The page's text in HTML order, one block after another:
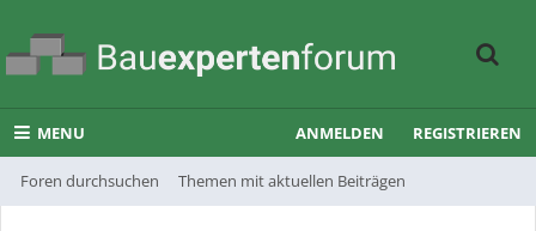
MENU
Foren durchsuchen Themen mit aktuellen Beiträgen
ANMELDEN REGISTRIEREN